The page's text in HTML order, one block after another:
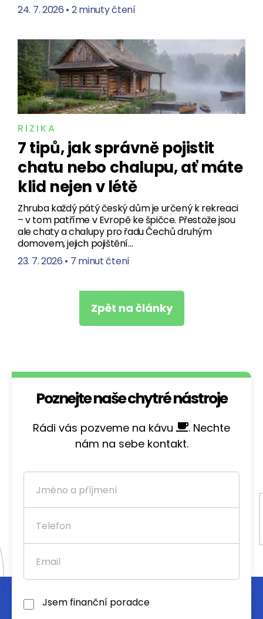
24. 7. 2026 • 2 minuty čtení
RIZIKA
7 tipů, jak správně pojistit
chatu nebo chalupu, ať máte
klid nejen v létě
Zhruba každý pátý český dům je určený k rekreaci
– v tom patříme v Evropě ke špičce. Přestože jsou
ale chaty a chalupy pro řadu Čechů druhým
domovem, jejich pojištění…
23. 7. 2026 • 7 minut čtení
Zpět na články
Poznejte naše chytré nástroje
Rádi vás pozveme na kávu
. Nechte
nám na sebe kontakt.
Jsem finanční poradce